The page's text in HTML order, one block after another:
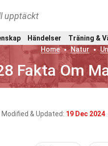
upptäckt
Händelser Träning &
Home
Natur
Fakta Om
Modified & Updated: 19 Dec 2024